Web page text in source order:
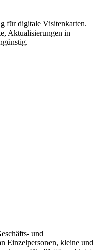
für digitale Visitenkarten.
Aktualisierungen in
und
Einzelpersonen, kleine und